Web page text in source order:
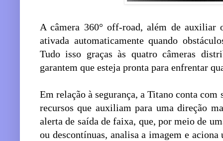
A câmera 360° off-road, além de auxiliar
ativada automaticamente quando
Tudo isso graças às quatro câmeras
garantem que esteja pronta para enfrentar
Em relação à segurança, a Titano conta com
recursos que auxiliam para uma direção
alerta de saída de faixa, que, por meio de
ou descontínuas, analisa a imagem e